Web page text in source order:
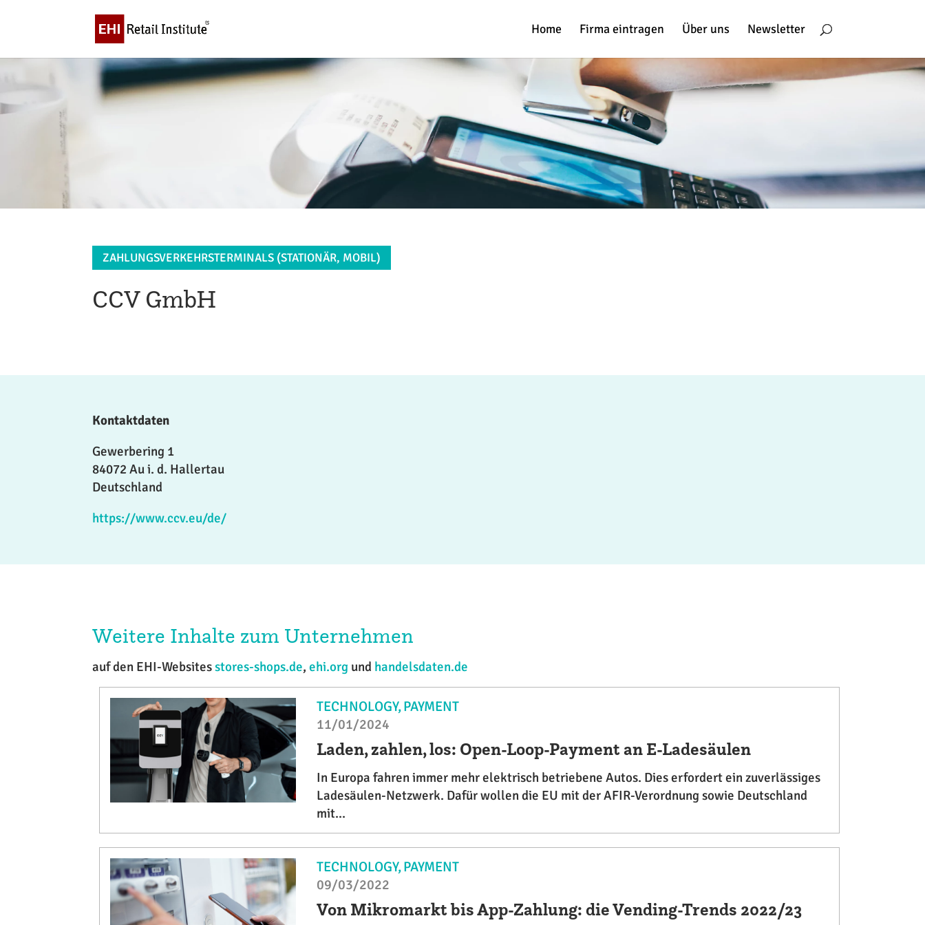
Home Firma eintragen Über uns Newsletter
ZAHLUNGSVERKEHRSTERMINALS (STATIONÄR, MOBIL)
CCV GmbH
Kontaktdaten
Gewerbering 1
84072 Au i. d. Hallertau
Deutschland
https://www.ccv.eu/de/
Weitere Inhalte zum Unternehmen
auf den EHI-Websitesstores-shops.de,ehi.org und handelsdaten.de
TECHNOLOGY PAYMENT
11/01/2024
Laden, zahlen, los: Open-Loop-Payment an E-Ladesäulen
In Europa fahren immer mehr elektrisch betriebene Autos. Dies erfordert ein zuverlässiges
Ladesäulen-Netzwerk. Dafür wollen die EU mit der AFIR-Verordnung sowie Deutschland
mit...
TECHNOLOGY PAYMENT
09/03/2022
Von Mikromarkt bis App-Zahlung: die Vending-Trends 2022/23